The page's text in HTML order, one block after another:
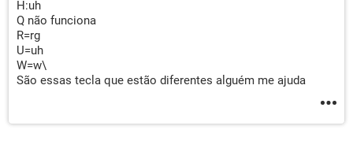
H:uh
Q não funciona
R=rg
U=uh
W=w\
São essas tecla que estão diferentes alguém me ajuda